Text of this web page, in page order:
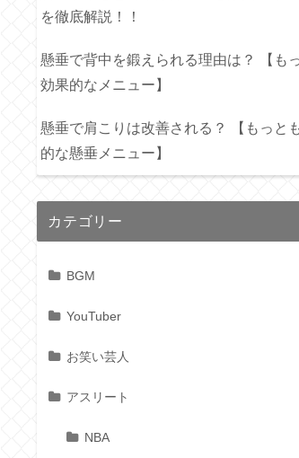
を徹底解説！！
懸垂で背中を鍛えられる理由は？ 【も
効果的なメニュー】
懸垂で肩こりは改善される？ 【もっと
的な懸垂メニュー】
カテゴリー
BGM
YouTuber
お笑い芸人
アスリート
NBA